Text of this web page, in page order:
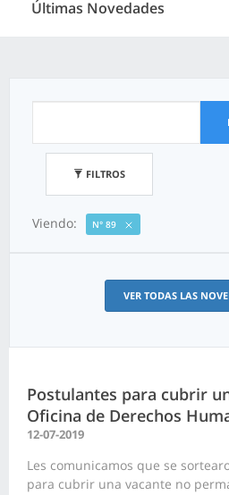
Últimas Novedades
FILTROS
Viendo: N° 89
VER TODAS LAS
Postulantes para cubrir
Oficina de Derechos
12-07-2019
Les comunicamos que se
para cubrir una vacante no